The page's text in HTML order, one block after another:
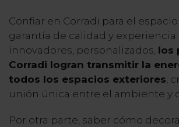
Confiar en Corradi para el
garantía de calidad y
innovadores, personalizados, los
Corradi logran transmitir la
todos los espacios exteriores,
unión única entre el ambiente y
Por otra parte, saber cómo